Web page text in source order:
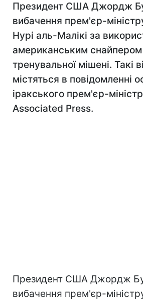
Президент США Джордж
вибачення прем'єр-
Нурі аль-Малікі за
американським
тренувальної мішені. Такі
містяться в повідомленні
іракського прем'єр-
Associated Press.
Президент США Джордж
вибачення прем'єр-